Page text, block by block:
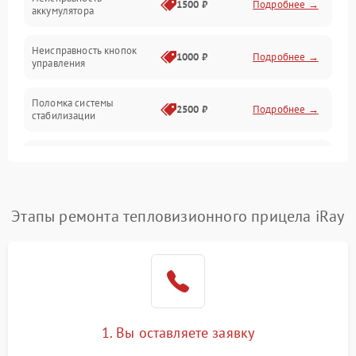
аккумулятора
1500 ₽ Подробнее →
Неисправность кнопок
управления
1000 ₽ Подробнее →
Поломка системы
стабилизации
2500 ₽ Подробнее →
Wi-Fi
1500 ₽ Подробнее →
2000 ₽
1500 ₽
Этапы ремонта тепловизионного прицела iRay
1. Вы оставляете заявку